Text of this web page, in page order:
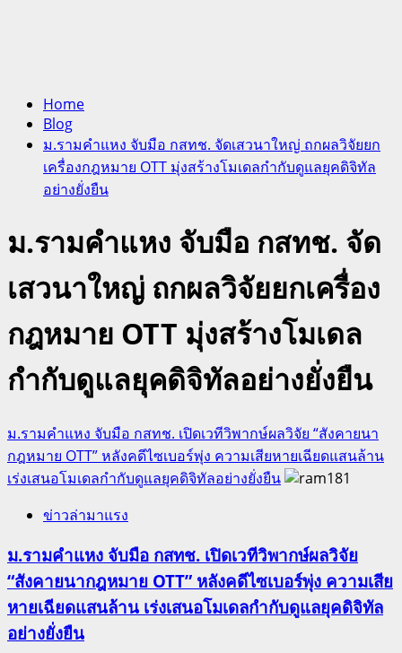
Home
Blog
ม.รามคำแหง จับมือ กสทช. จัดเสวนาใหญ่ ถกผลวิจัยยก
เครื่องกฎหมาย OTT มุ่งสร้างโมเดลกำกับดูแลยุคดิจิทัล
อย่างยั่งยืน
ม.รามคำแหง จับมือ กสทช. จัด
เสวนาใหญ่ ถกผลวิจัยยกเครื่อง
กฎหมาย OTT มุ่งสร้างโมเดล
กำกับดูแลยุคดิจิทัลอย่างยั่งยืน
ม.รามคำแหง จับมือ กสทช. เปิดเวทีวิพากษ์ผลวิจัย “สังคายนา
กฎหมาย OTT” หลังคดีไซเบอร์พุ่ง ความเสียหายเฉียดแสนล้าน
เร่งเสนอโมเดลกำกับดูแลยุคดิจิทัลอย่างยั่งยืน
ข่าวล่ามาแรง
ม.รามคำแหง จับมือ กสทช. เปิดเวทีวิพากษ์ผลวิจัย
“สังคายนากฎหมาย OTT” หลังคดีไซเบอร์พุ่ง ความเสีย
หายเฉียดแสนล้าน เร่งเสนอโมเดลกำกับดูแลยุคดิจิทัล
อย่างยั่งยืน